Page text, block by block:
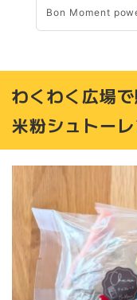
Bon Moment
わくわく広場
米粉シュトーレ